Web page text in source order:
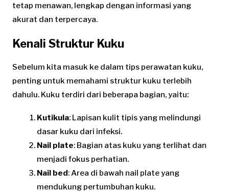
tetap menawan, lengkap dengan informasi yang
akurat dan terpercaya.
Kenali Struktur Kuku
Sebelum kita masuk ke dalam tips perawatan kuku,
penting untuk memahami struktur kuku terlebih
dahulu. Kuku terdiri dari beberapa bagian, yaitu:
Kutikula: Lapisan kulit tipis yang melindungi
dasar kuku dari infeksi.
Nail plate: Bagian atas kuku yang terlihat dan
menjadi fokus perhatian.
Nail bed: Area di bawah nail plate yang
mendukung pertumbuhan kuku.